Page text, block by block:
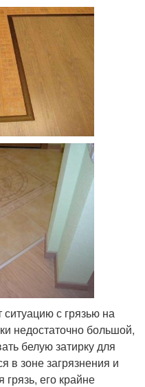
с грязью на
недостаточно большой,
белую затирку для
в зоне загрязнения и
грязь, его крайне